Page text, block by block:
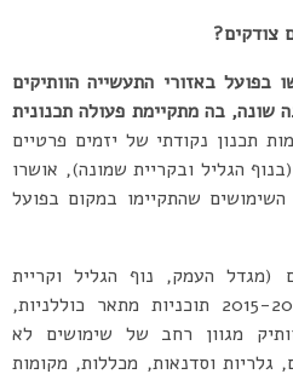
צודקים?
בפועל באזורי התעשייה הוותיקים
שונה, בה מתקיימת פעולה תכנונית
תכנון נקודתי של יזמים פרטיים
הגליל ובקריית שמונה), אושרו
שהתקיימו במקום בפועל
העמק, נוף הגליל וקריית
שמונה) אושרו בין השנים 2015-2017 תוכניות מתאר כוללניות,
מגוון רחב של שימושים לא
גלריות וסדנאות, מכללות, מקומות